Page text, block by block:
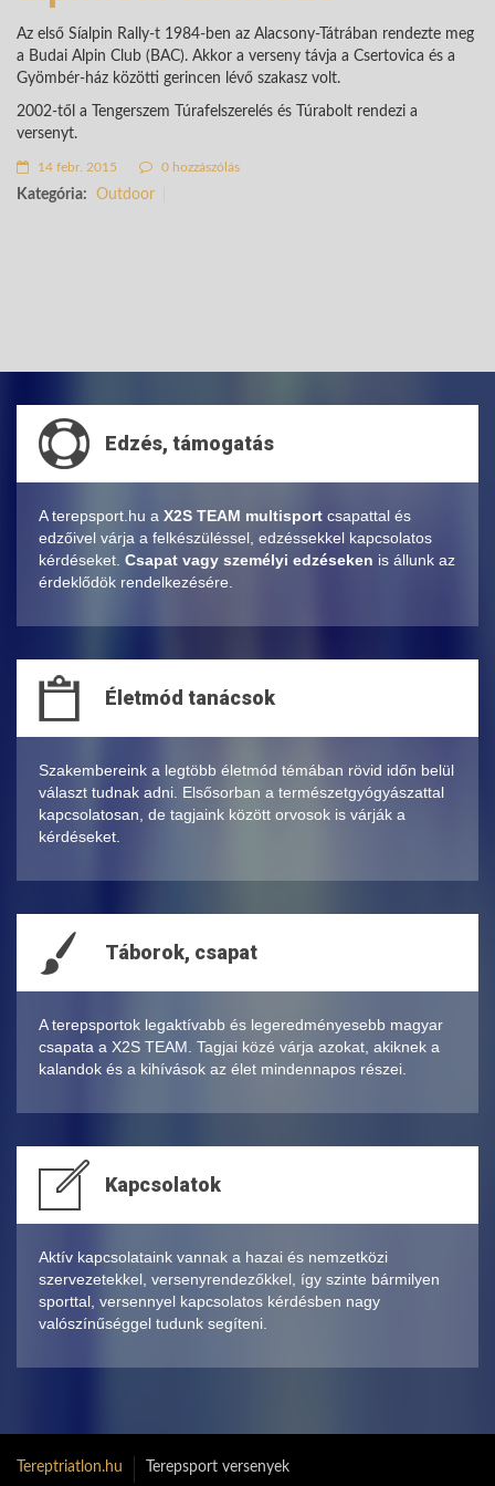
Az első Síalpin Rally-t 1984-ben az Alacsony-Tátrában rendezte meg
a Budai Alpin Club (BAC). Akkor a verseny távja a Csertovica és a
Gyömbér-ház közötti gerincen lévő szakasz volt.
2002-től a Tengerszem Túrafelszerelés és Túrabolt rendezi a
versenyt.
14 febr. 2015 0 hozzászólás
Kategória: Outdoor
Edzés, támogatás
A terepsport.hu a X2S TEAM multisport csapattal és
edzőivel várja a felkészüléssel, edzéssekkel kapcsolatos
kérdéseket. Csapat vagy személyi edzéseken is állunk az
érdeklődök rendelkezésére.
Életmód tanácsok
Szakembereink a legtöbb életmód témában rövid időn belül
választ tudnak adni. Elsősorban a természetgyógyászattal
kapcsolatosan, de tagjaink között orvosok is várják a
kérdéseket.
Táborok, csapat
A terepsportok legaktívabb és legeredményesebb magyar
csapata a X2S TEAM. Tagjai közé várja azokat, akiknek a
kalandok és a kihívások az élet mindennapos részei.
Kapcsolatok
Aktív kapcsolataink vannak a hazai és nemzetközi
szervezetekkel, versenyrendezőkkel, így szinte bármilyen
sporttal, versennyel kapcsolatos kérdésben nagy
valószínűséggel tudunk segíteni.
Tereptriatlon.hu Terepsport versenyek